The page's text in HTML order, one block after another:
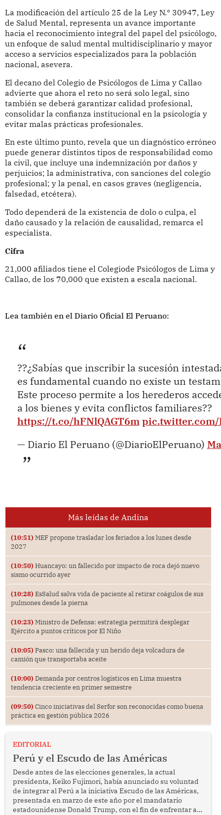
La modificación del artículo 25 de la Ley N.° 30947, Ley
de Salud Mental, representa un avance importante
hacia el reconocimiento integral del papel del psicólogo,
un enfoque de salud mental multidisciplinario y mayor
acceso a servicios especializados para la población
nacional, asevera.
El decano del Colegio de Psicólogos de Lima y Callao
advierte que ahora el reto no será solo legal, sino
también se deberá garantizar calidad profesional,
consolidar la confianza institucional en la psicología y
evitar malas prácticas profesionales.
En este último punto, revela que un diagnóstico erróneo
puede generar distintos tipos de responsabilidad como
la civil, que incluye una indemnización por daños y
perjuicios; la administrativa, con sanciones del colegio
profesional; y la penal, en casos graves (negligencia,
falsedad, etcétera).
Todo dependerá de la existencia de dolo o culpa, el
daño causado y la relación de causalidad, remarca el
especialista.
Cifra
21,000 afiliados tiene el Colegiode Psicólogos de Lima y
Callao, de los 70,000 que existen a escala nacional.
Lea también en el Diario Oficial El Peruano:
??¿Sabías que inscribir la sucesión
es fundamental cuando no existe un
Este proceso permite a los herederos
a los bienes y evita conflictos familiares??
https://t.co/hFNlQAGT6m pic.twitter.com/
— Diario El Peruano (@DiarioElPeruano)
Más leídas de Andina
(10:51) MEF propone trasladar los feriados a los lunes desde
2027
(10:50) Huancayo: un fallecido por impacto de roca dejó nuevo
sismo ocurrido ayer
(10:28) EsSalud salva vida de paciente al retirar coágulos de sus
pulmones desde la pierna
(10:23) Ministro de Defensa: estrategia permitirá desplegar
Ejército a puntos críticos por El Niño
(10:05) Pasco: una fallecida y un herido deja volcadura de
camión que transportaba aceite
(10:00) Demanda por centros logísticos en Lima muestra
tendencia creciente en primer semestre
(09:50) Cinco iniciativas del Serfor son reconocidas como buena
práctica en gestión pública 2026
EDITORIAL
Perú y el Escudo de las Américas
Desde antes de las elecciones generales, la actual
presidenta, Keiko Fujimori, había anunciado su voluntad
de integrar al Perú a la iniciativa Escudo de las Américas,
presentada en marzo de este año por el mandatario
estadounidense Donald Trump, con el fin de enfrentar al